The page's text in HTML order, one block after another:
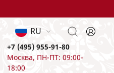
RU
+7 (495) 955-91-80
Москва, ПН-ПТ: 09:00-
18:00